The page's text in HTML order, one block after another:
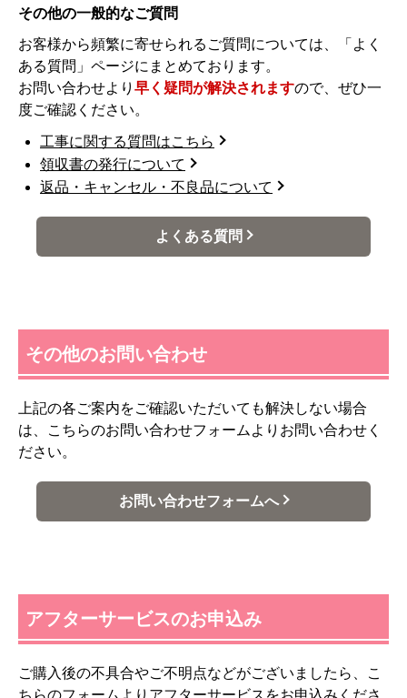
その他の一般的なご質問
お客様から頻繁に寄せられるご質問については、「よく
ある質問」ページにまとめております。
お問い合わせより 早く疑問が解決されますので、ぜひ一
度ご確認ください。
工事に関する質問はこちら
領収書の発行について
返品・キャンセル・不良品について
よくある質問
その他のお問い合わせ
上記の各ご案内をご確認いただいても解決しない場合
は、こちらのお問い合わせフォームよりお問い合わせく
ださい。
お問い合わせフォームへ
アフターサービスのお申込み
ご購入後の不具合やご不明点などがございましたら、こ
ちらのフォームよりアフターサービスをお申込みくださ